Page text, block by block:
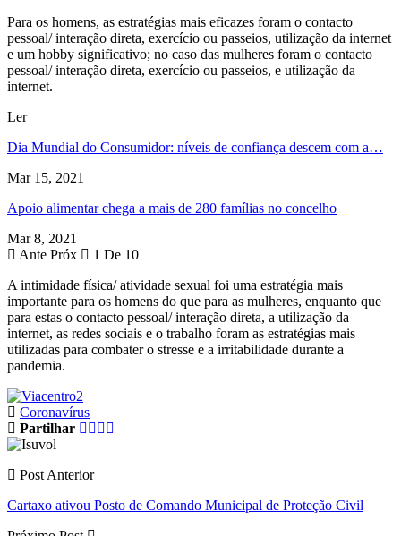
Para os homens, as estratégias mais eficazes foram o contacto
pessoal/ interação direta, exercício ou passeios, utilização da internet
e um hobby significativo; no caso das mulheres foram o contacto
pessoal/ interação direta, exercício ou passeios, e utilização da
internet.
Ler
Dia Mundial do Consumidor: níveis de confiança descem com a…
Mar 15, 2021
Apoio alimentar chega a mais de 280 famílias no concelho
Mar 8, 2021
Ante Próx
1 De 10
A intimidade física/ atividade sexual foi uma estratégia mais
importante para os homens do que para as mulheres, enquanto que
para estas o contacto pessoal/ interação direta, a utilização da
internet, as redes sociais e o trabalho foram as estratégias mais
utilizadas para combater o stresse e a irritabilidade durante a
pandemia.
Coronavírus
Partilhar
Post Anterior
Cartaxo ativou Posto de Comando Municipal de Proteção Civil